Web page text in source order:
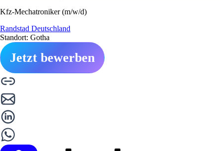
Kfz-Mechatroniker (m/w/d)
Randstad Deutschland
Standort: Gotha
Jetzt bewerben